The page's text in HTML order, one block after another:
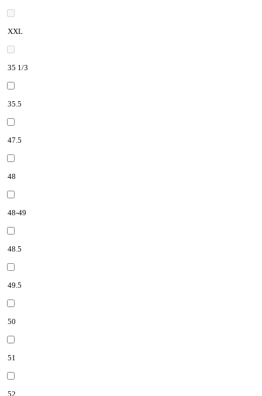
XXL
35 1/3
35.5
47.5
48
48-49
48.5
49.5
50
51
52